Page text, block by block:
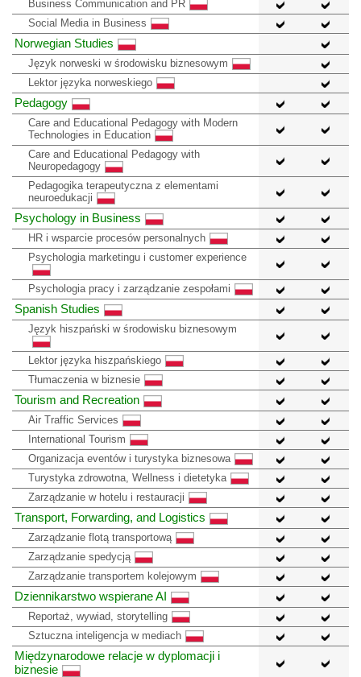
Business Communication and PR
Social Media in Business
Norwegian Studies
Język norweski w środowisku biznesowym
Lektor języka norweskiego
Pedagogy
Care and Educational Pedagogy with Modern
Technologies in Education
Care and Educational Pedagogy with
Neuropedagogy
Pedagogika terapeutyczna z elementami
neuroedukacji
Psychology in Business
HR i wsparcie procesów personalnych
Psychologia marketingu i customer experience
Psychologia pracy i zarządzanie zespołami
Spanish Studies
Język hiszpański w środowisku biznesowym
Lektor języka hiszpańskiego
Tłumaczenia w biznesie
Tourism and Recreation
Air Traffic Services
International Tourism
Organizacja eventów i turystyka biznesowa
Turystyka zdrowotna, Wellness i dietetyka
Zarządzanie w hotelu i restauracji
Transport, Forwarding, and Logistics
Zarządzanie flotą transportową
Zarządzanie spedycją
Zarządzanie transportem kolejowym
Dziennikarstwo wspierane AI
Reportaż, wywiad, storytelling
Sztuczna inteligencja w mediach
Międzynarodowe relacje w dyplomacji i
biznesie